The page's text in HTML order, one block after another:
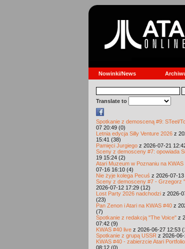
Nowinki/News
Translate to
Spotkanie z demosceną #9: STeel/
07 20:49 (0)
Letnia edycja Silly Venture 2026 z
15:41 (38)
Pamięci Jurgiego z 2026-07-21
Sceny z demosceny #7: opowiada
19 15:24 (2)
Atari Muzeum w Poznaniu na KWAS
07-16 16:10 (4)
Nie żyje kolega Pecuś z 2026-07-13
Sceny z demosceny #7 - Grzegorz
2026-07-12 17:29 (12)
Lost Party 2026 nadchodzi z 2026-
(23)
Pan Zenon i Atari na KWAS #40 z
(7)
Spotkanie z redakcją "The Voice" z
07:42 (9)
KWAS #40 live z 2026-06-27 12:53
Spotkanie z grupą USSR z 2026-
KWAS #40 - zabierzcie Atari
08:12 (0)